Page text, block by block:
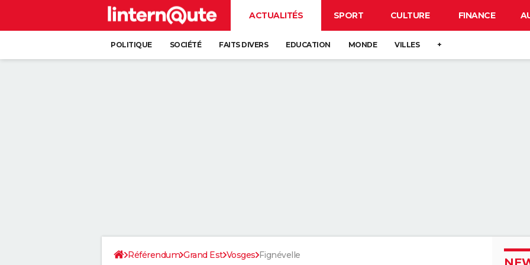
ACTUALITÉS SPORT CULTURE FINANCE
POLITIQUE SOCIÉTÉ FAITS DIVERS EDUCATION MONDE VILLES +
Référendum Grand Est Vosges Fignévelle